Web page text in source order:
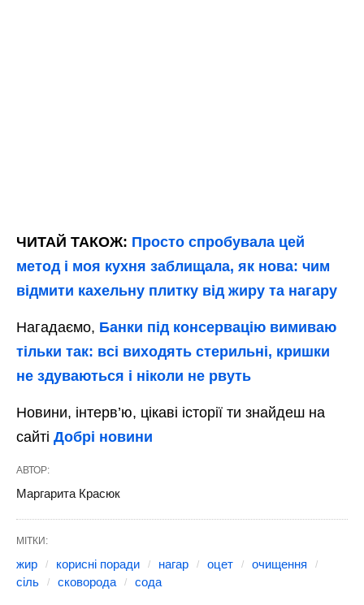
ЧИТАЙ ТАКОЖ: Просто спробувала цей
метод і моя кухня заблищала, як нова: чим
відмити кахельну плитку від жиру та нагару
Нагадаємо, Банки під консервацію вимиваю
тільки так: всі виходять стерильні, кришки
не здуваються і ніколи не рвуть
Новини, інтерв’ю, цікаві історії ти знайдеш на
сайті Добрі новини
АВТОР:
Маргарита Красюк
МІТКИ:
жир корисні поради нагар оцет
очищення
сіль
сковорода сода